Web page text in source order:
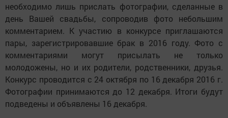
необходимо лишь прислать фотографии, сделанные в
день Вашей свадьбы, сопроводив фото небольшим
комментарием. К участию в конкурсе приглашаются
пары, зарегистрировавшие брак в 2016 году. Фото с
комментариями могут присылать не только
молодожены, но и их родители, родственники, друзья.
Конкурс проводится с 24 октября по 16 декабря 2016 г.
Фотографии принимаются до 12 декабря. Итоги будут
подведены и объявлены 16 декабря.